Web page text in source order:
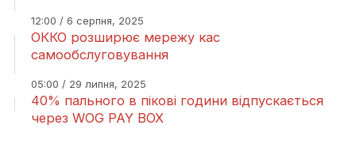
12:00 / 6 серпня, 2025
ОККО розширює мережу кас
самообслуговування
05:00 / 29 липня, 2025
40% пального в пікові години відпускається
через WOG PAY BOX